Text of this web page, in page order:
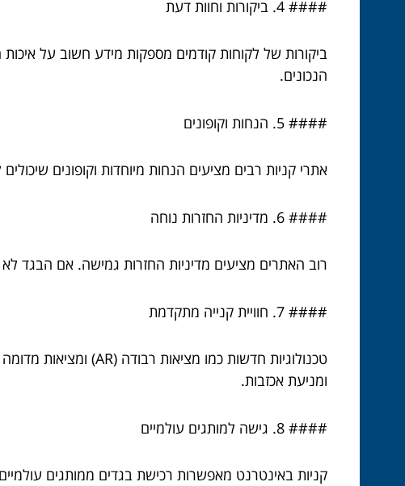
#### 4. ביקורות וחוות דעת
ביקורות של לקוחות קודמים מספקות מידע חשוב על
הנכונים.
#### 5. הנחות וקופונים
אתרי קניות רבים מציעים הנחות מיוחדות וקופונים
#### 6. מדיניות החזרות נוחה
רוב האתרים מציעים מדיניות החזרות גמישה. אם הבגד
#### 7. חוויית קנייה מתקדמת
ומניעת אכזבות.
#### 8. גישה למותגים עולמיים
קניות באינטרנט מאפשרות רכישת בגדים ממותגים